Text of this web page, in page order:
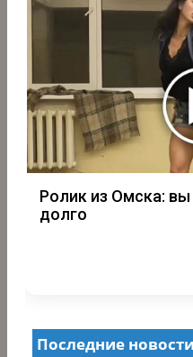
Ролик из Омска:
долго